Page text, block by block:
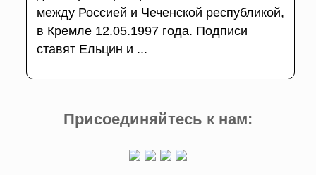
между Россией и Чеченской республикой,
в Кремле 12.05.1997 года. Подписи
ставят Ельцин и ...
Присоединяйтесь к нам: